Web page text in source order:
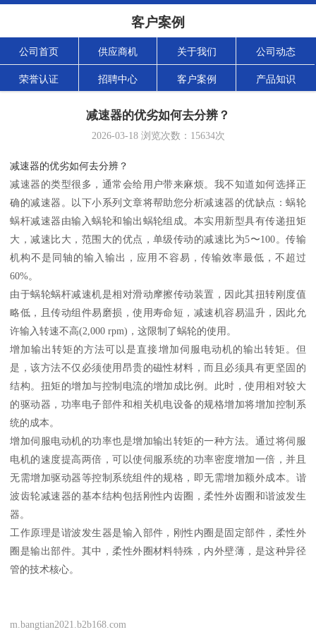
客户案例
公司首页 供应商机 关于我们 公司动态
荣誉认证 招聘中心 客户案例 产品知识
减速器的优劣如何去分辨？
2026-03-18浏览次数： 15634次
减速器的优劣如何去分辨？
减速器的类型很多，通常会给用户带来麻烦。我不知道如何选择正
确的减速器。以下小系列文章将帮助您分析减速器的优缺点：蜗轮
蜗杆减速器由输入蜗轮和输出蜗轮组成。本实用新型具有传递扭矩
大，减速比大，范围大的优点，单级传动的减速比为5〜100。传输
机构不是同轴的输入输出，应用不容易，传输效率最低，不超过
60%。
由于蜗轮蜗杆减速机是相对滑动摩擦传动装置，因此其扭转刚度值
略低，且传动组件易磨损，使用寿命短，减速机容易温升，因此允
许输入转速不高(2,000 rpm)，这限制了蜗轮的使用。
增加输出转矩的方法可以是直接增加伺服电动机的输出转矩。但
是，该方法不仅必须使用昂贵的磁性材料，而且必须具有更坚固的
结构。扭矩的增加与控制电流的增加成比例。此时，使用相对较大
的驱动器，功率电子部件和相关机电设备的规格增加将增加控制系
统的成本。
增加伺服电动机的功率也是增加输出转矩的一种方法。通过将伺服
电机的速度提高两倍，可以使伺服系统的功率密度增加一倍，并且
无需增加驱动器等控制系统组件的规格，即无需增加额外成本。谐
波齿轮减速器的基本结构包括刚性内齿圈，柔性外齿圈和谐波发生
器。
工作原理是谐波发生器是输入部件，刚性内圈是固定部件，柔性外
圈是输出部件。其中，柔性外圈材料特殊，内外壁薄，是这种异径
管的技术核心。
m.bangtian2021.b2b168.com